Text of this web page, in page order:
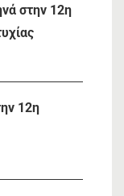
στην 12η
12η